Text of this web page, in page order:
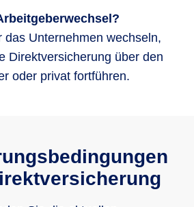
das Unternehmen wechseln,
Direktversicherung über den
oder privat fortführen.